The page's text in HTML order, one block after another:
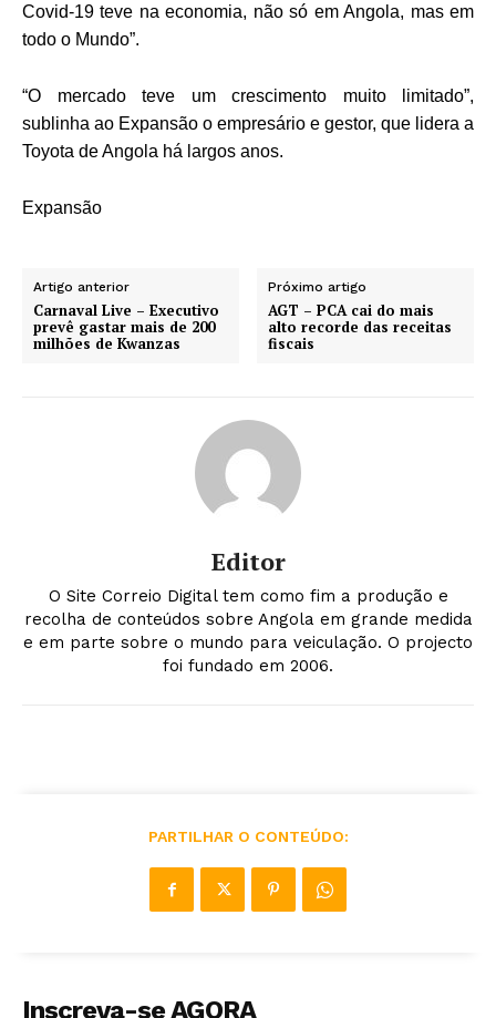
Covid-19 teve na economia, não só em Angola, mas em
todo o Mundo”.
“O mercado teve um crescimento muito limitado”,
sublinha ao Expansão o empresário e gestor, que lidera a
Toyota de Angola há largos anos.
Expansão
Artigo anterior
Carnaval Live – Executivo
prevê gastar mais de 200
milhões de Kwanzas
Próximo artigo
AGT – PCA cai do mais
alto recorde das receitas
fiscais
Editor
O Site Correio Digital tem como fim a produção e
recolha de conteúdos sobre Angola em grande medida
e em parte sobre o mundo para veiculação. O projecto
foi fundado em 2006.
PARTILHAR O CONTEÚDO:
Inscreva-se AGORA